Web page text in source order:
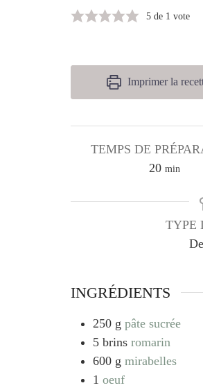
5de 1 vote
Imprimer la
TEMPS DE
20minutes
min
TYPE
INGRÉDIENTS
250 g pâte sucrée
5 brins romarin
600 g mirabelles
1 oeuf